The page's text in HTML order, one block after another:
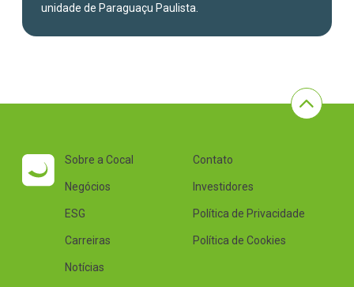
unidade de Paraguaçu Paulista.
Sobre a Cocal
Negócios
ESG
Carreiras
Notícias
Contato
Investidores
Política de Privacidade
Política de Cookies